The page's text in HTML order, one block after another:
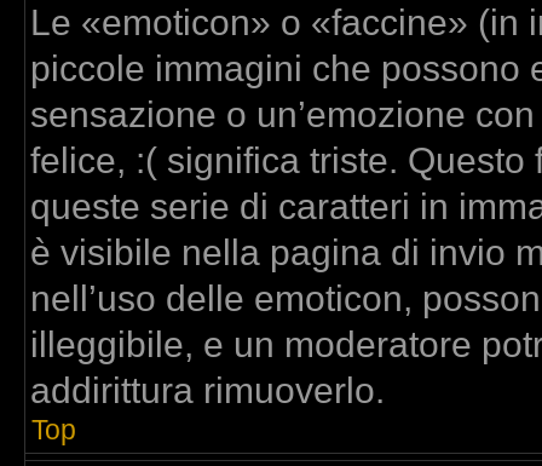
Le «emoticon» o «faccine» (in
piccole immagini che possono
sensazione o un’emozione
felice, :( significa triste.
queste serie di caratteri in
è visibile nella pagina di invio
nell’uso delle emoticon,
illeggibile, e un moderatore
addirittura rimuoverlo.
Top